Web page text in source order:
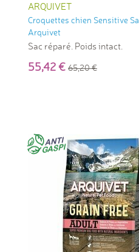
ARQUIVET
Croquettes chien Sensitive
Arquivet
Sac réparé. Poids intact.
55,42 65,20